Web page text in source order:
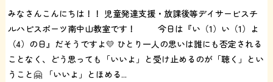
みなさんこんにちは！！ 児童発達支援・放課後等デイサービスチ
ルハピスポーツ南中山教室です！ 今日は『い（1）い（1）よ
（4）の日』だそうですよ💛 ひとり一人の思いは誰にも否定される
ことなく、どう思っても「いいよ」と受け止めるのが「聴く」とい
うこと🤗 「いいよ」とほめる...